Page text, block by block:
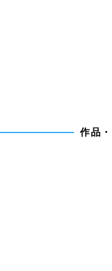
作品 ・